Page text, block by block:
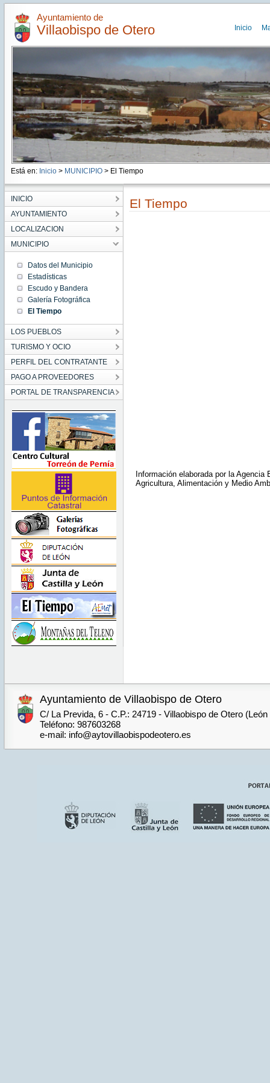
Ayuntamiento de
Villaobispo de Otero Inicio
Está en: Inicio > MUNICIPIO> El Tiempo
INICIO
AYUNTAMIENTO
LOCALIZACION
MUNICIPIO
Datos del Municipio
Estadísticas
Escudo y Bandera
Galería Fotográfica
El Tiempo
LOS PUEBLOS
TURISMO Y OCIO
PERFIL DEL CONTRATANTE
PAGO A PROVEEDORES
PORTAL DE TRANSPARENCIA
El Tiempo
Información elaborada por la
Agricultura, Alimentación y Medio
Ayuntamiento de Villaobispo de Otero
C/ La Previda, 6 - C.P.: 24719 - Villaobispo de Otero
Teléfono: 987603268
e-mail: info@aytovillaobispodeotero.es